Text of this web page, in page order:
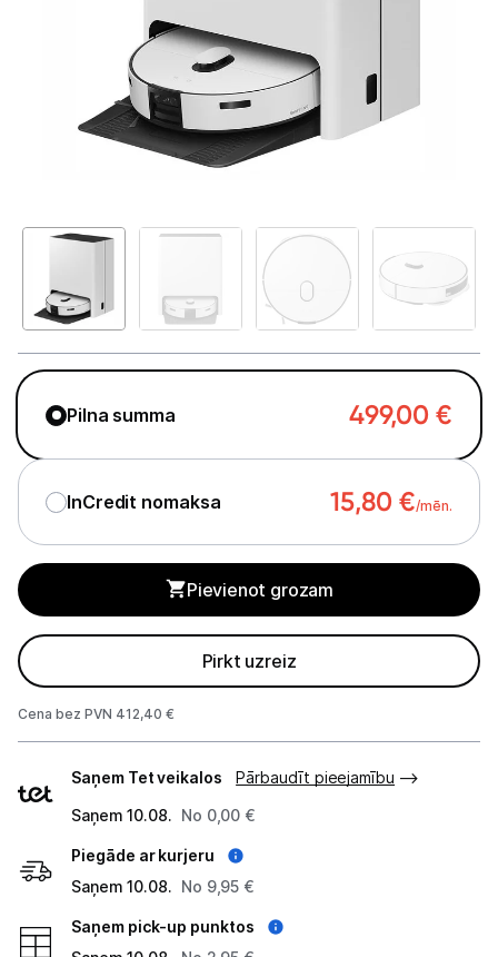
Viedierīces
Sadzīves tehnika
Lielā tehnika
Auto ledusskapji
Roboti putekļu sūcēji
Putekļu sūcēju aksesuāri
Tīrīšanas iekārtas
Gludekļi
Tvaika gludekļi
Tvaika tīrītāji
Mazā virtuves tehnika
Klimata iekārtas
Apģērbu kopšana
Pilna summa 499,00 €
InCredit nomaksa 15,80 €/mēn.
Pievienot grozam
Pirkt uzreiz
Cena bez PVN 412,40 €
veidi
Saņem Tet veikalos
Pārbaudīt pieejamību
Saņem 10.08. No 0,00 €
Piegāde ar kurjeru
Saņem 10.08. No 9,95 €
Saņem pick-up punktos